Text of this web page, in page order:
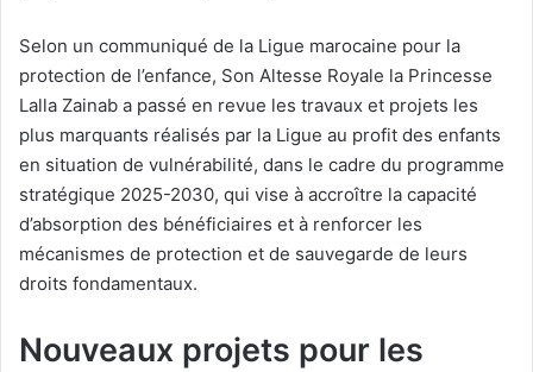
Selon un communiqué de la Ligue marocaine pour la
protection de l’enfance, Son Altesse Royale la Princesse
Lalla Zainab a passé en revue les travaux et projets les
plus marquants réalisés par la Ligue au profit des enfants
en situation de vulnérabilité, dans le cadre du programme
stratégique 2025-2030, qui vise à accroître la capacité
d’absorption des bénéficiaires et à renforcer les
mécanismes de protection et de sauvegarde de leurs
droits fondamentaux.
Nouveaux projets pour les